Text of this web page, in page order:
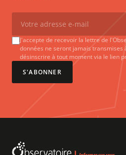
J'accepte de recevoir la lettre de
données ne seront jamais transmises
désinscrire à tout moment via le lien
S'ABONNER